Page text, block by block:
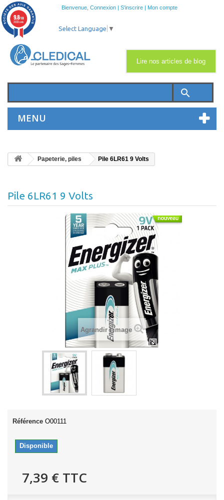
Bienvenue, Connexion | S'inscrire | Mon compte
search
MENU
Lire nos articles de blog
Select Language ▼
Papeterie, piles Pile 6LR61 9 Volts
Pile 6LR61 9 Volts
Agrandir l'image
Référence O00111
Disponible
7,39 € TTC
9.8/10
2033 avis